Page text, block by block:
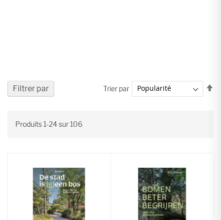
Produits1-24sur106
Trier par
Filtrer par